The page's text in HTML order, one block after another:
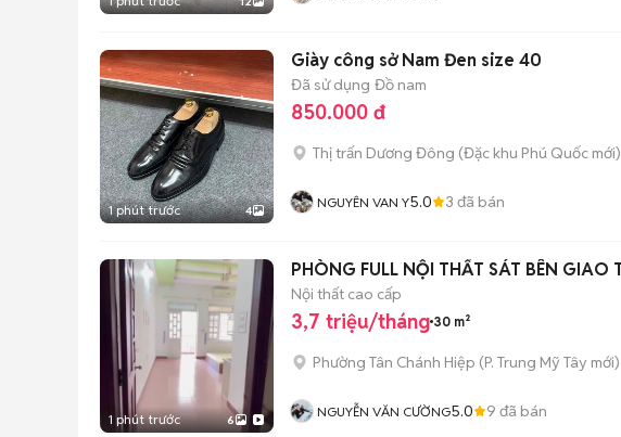
1 phút trước 4
Giày công sở Nam Đen size 40
Đã sử dụng Đồ nam
850.000 đ
Thị trấn Dương Đông (Đặc khu Phú Quốc mới)
NGUYÊN VAN Y5.0 3 đã bán
1 phút trước 6
PHÒNG FULL NỘI THẤT SÁT BÊN
Nội thất cao cấp
3,7 triệu/tháng 30 m²
Phường Tân Chánh Hiệp (P. Trung Mỹ Tây mới)
NGUYỄN VĂN CƯỜNG5.0 9 đã bán